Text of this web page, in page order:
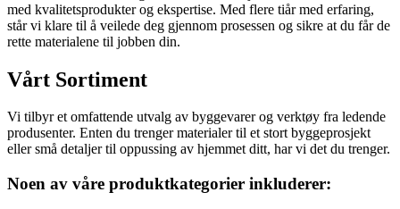
med kvalitetsprodukter og ekspertise. Med flere tiår med erfaring,
står vi klare til å veilede deg gjennom prosessen og sikre at du får de
rette materialene til jobben din.
Vårt Sortiment
Vi tilbyr et omfattende utvalg av byggevarer og verktøy fra ledende
produsenter. Enten du trenger materialer til et stort byggeprosjekt
eller små detaljer til oppussing av hjemmet ditt, har vi det du trenger.
Noen av våre produktkategorier inkluderer: